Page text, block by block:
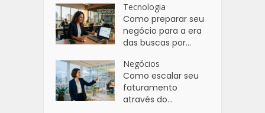
Tecnologia
Como preparar seu
negócio para a era
das buscas por...
Negócios
Como escalar seu
faturamento
através do...